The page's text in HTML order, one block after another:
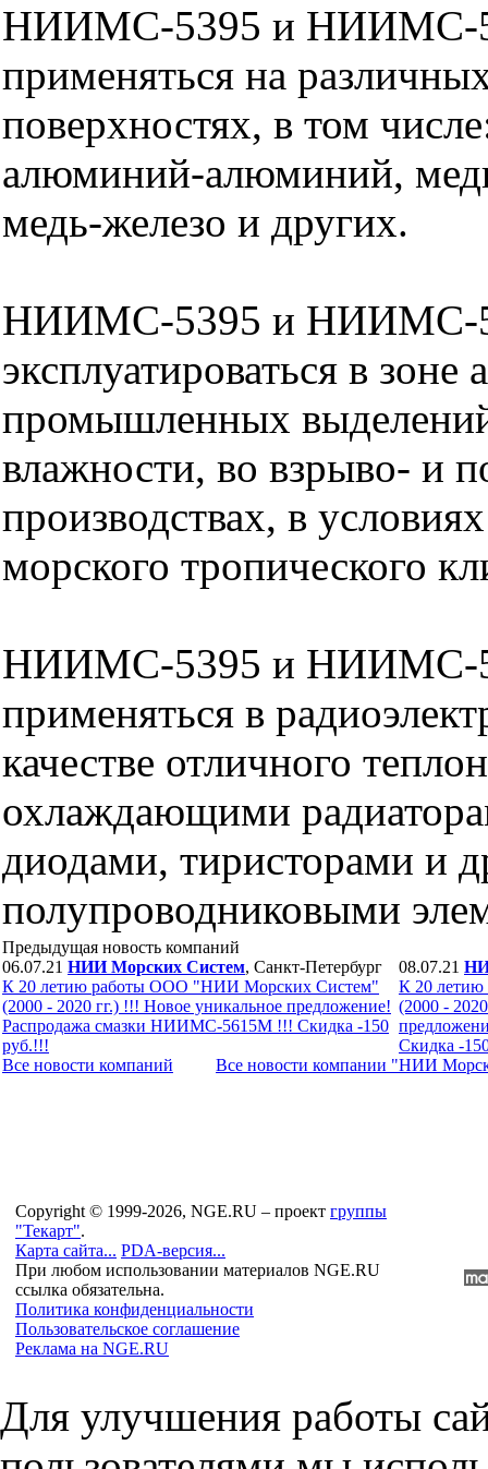
НИИМС-5395 и НИИМС-
применяться на
поверхностях, в том
алюминий-алюминий,
медь-железо и других.
НИИМС-5395 и НИИМС-
эксплуатироваться в зоне
промышленных
влажности, во взрыво- и
производствах, в
морского тропического
НИИМС-5395 и НИИМС-
применяться в
качестве отличного
охлаждающими
диодами, тиристорами и
полупроводниковыми
Предыдущая новость компаний
06.07.21 НИИ Морских Систем, Санкт-Петербург
К 20 летию работы ООО "НИИ Морских Систем"
(2000 - 2020 гг.) !!! Новое уникальное предложение!
Распродажа смазки НИИМС-5615М !!! Скидка -150
руб.!!!
08.07.21
К 20
(2000 -
Скидка -
Все новости компaний
Все новости компaнии "НИИ
Copyright © 1999-2026, NGE.RU – проект группы
"Текарт".
Карта сайта... PDA-версия...
При любом использовании материалов NGE.RU
ссылка обязательна.
Политика конфиденциальности
Пользовательское соглашение
Реклама на NGE.RU
Для улучшения работы